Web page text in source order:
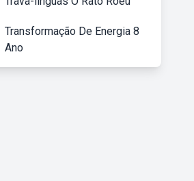
Transformação De Energia 8
Ano